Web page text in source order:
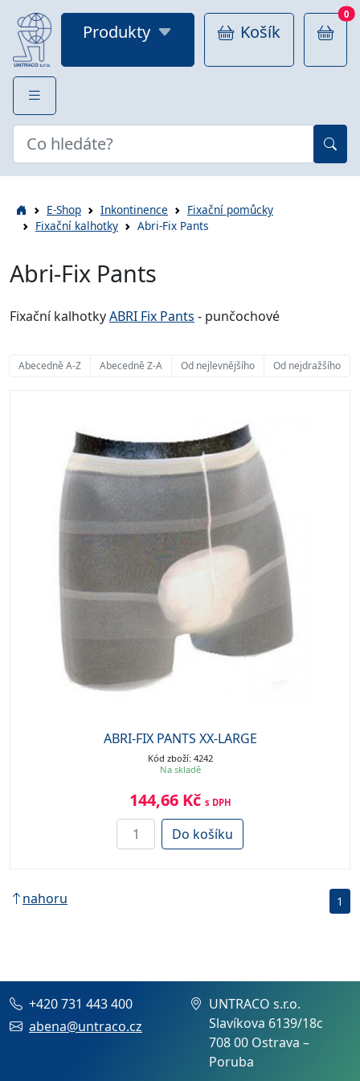
Produkty Košík
0
E-Shop Inkontinence
Fixační pomůcky
Fixační kalhotky
Abri-Fix Pants
Abri-Fix Pants
Fixační kalhotkyABRI Fix Pants - punčochové
Abecedně A-Z Abecedně Z-A Od nejlevnějšího Od nejdražšího
ABRI-FIX PANTS XX-LARGE
Kód zboží: 4242
Na skladě
144,66 Kč s DPH
Do košíku
nahoru 1
+420 731 443 400
abena@untraco.cz
UNTRACO s.r.o.
Slavíkova 6139/18c
708 00 Ostrava –
Poruba